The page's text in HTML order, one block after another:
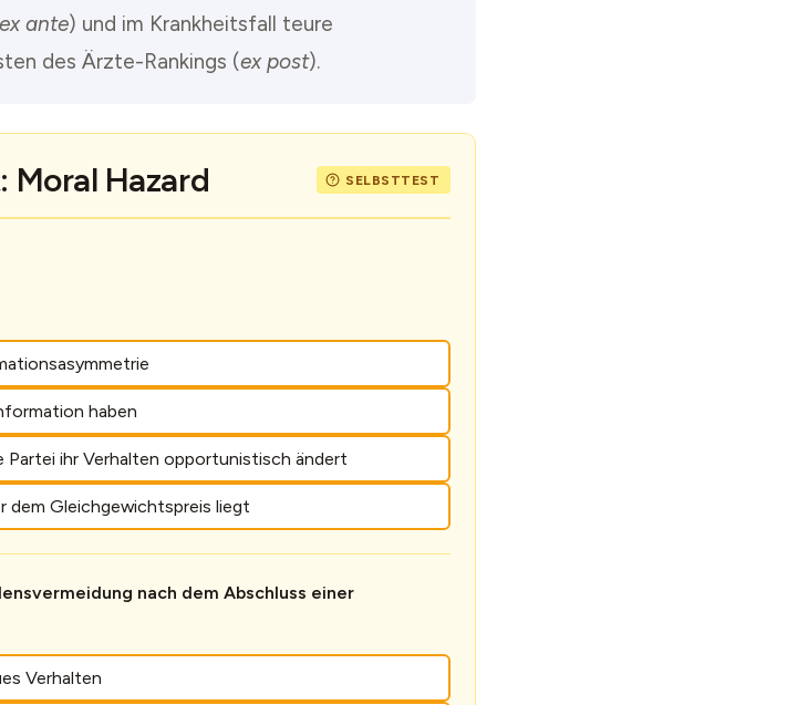
ex ante) und im Krankheitsfall teure
des Ärzte-Rankings (ex post).
Moral Hazard
haben
Partei ihr Verhalten opportunistisch ändert
dem Gleichgewichtspreis liegt
nach dem Abschluss einer
Verhalten